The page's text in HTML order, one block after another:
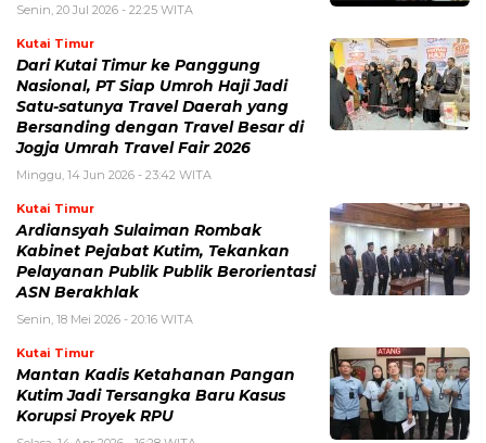
Senin, 20 Jul 2026 - 22:25 WITA
Kutai Timur
Dari Kutai Timur ke Panggung
Nasional, PT Siap Umroh Haji Jadi
Satu-satunya Travel Daerah yang
Bersanding dengan Travel Besar di
Jogja Umrah Travel Fair 2026
Minggu, 14 Jun 2026 - 23:42 WITA
Kutai Timur
Ardiansyah Sulaiman Rombak
Kabinet Pejabat Kutim, Tekankan
Pelayanan Publik Publik Berorientasi
ASN Berakhlak
Senin, 18 Mei 2026 - 20:16 WITA
Kutai Timur
Mantan Kadis Ketahanan Pangan
Kutim Jadi Tersangka Baru Kasus
Korupsi Proyek RPU